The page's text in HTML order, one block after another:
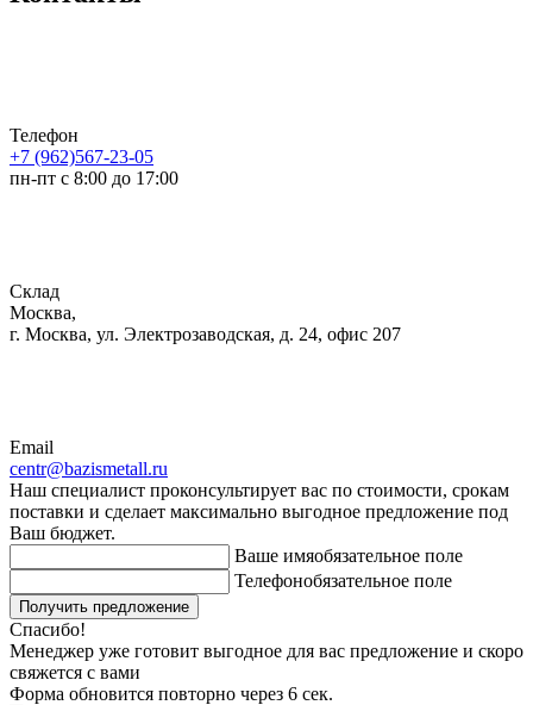
Телефон
+7 (962)567-23-05
пн-пт с 8:00 до 17:00
Склад
Москва,
г. Москва, ул. Электрозаводская, д. 24, офис 207
Email
centr@bazismetall.ru
Наш специалист проконсультирует вас по стоимости, срокам
поставки и сделает максимально выгодное предложение под
Ваш бюджет.
Ваше имяобязательное поле
Телефонобязательное поле
Получить предложение
Спасибо!
Менеджер уже готовит выгодное для вас предложение и скоро
свяжется с вами
Форма обновится повторно через 6 сек.